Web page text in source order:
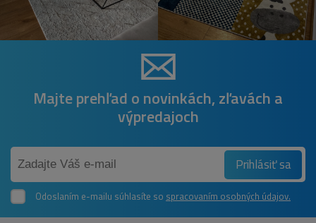
Majte prehľad o novinkách, zľavách a
výpredajoch
Prihlásiť sa
Odoslaním e-mailu súhlasíte so spracovaním osobných údajov.